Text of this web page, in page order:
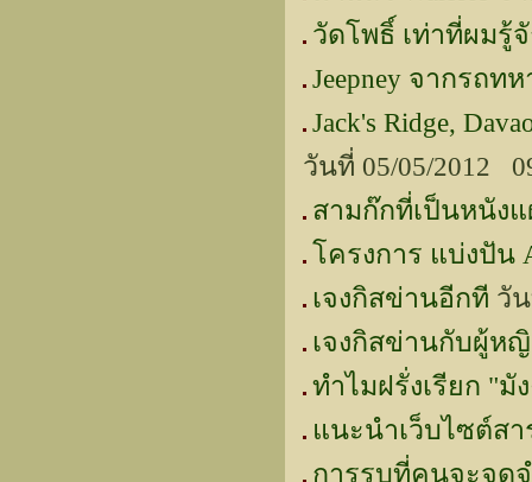
วัดโพธิ์ เท่าที่ผมรู้
Jeepney จากรถ
Jack's Ridge,
วันที่ 05/05/2012
สามก๊กที่เป็นหนัง
โครงการ แบ่งปัน
เจงกิสข่านอีกที วั
เจงกิสข่านกับผู้ห
ทำไมฝรั่งเรียก "มั
แนะนำเว็บไซต์ส
การรบที่คนจะจด